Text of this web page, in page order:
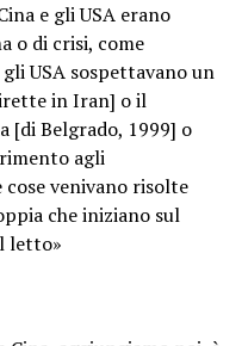
e gli USA erano
o di crisi, come
USA sospettavano un
in Iran] o il
[di Belgrado, 1999] o
agli
venivano risolte
che iniziano sul
letto»